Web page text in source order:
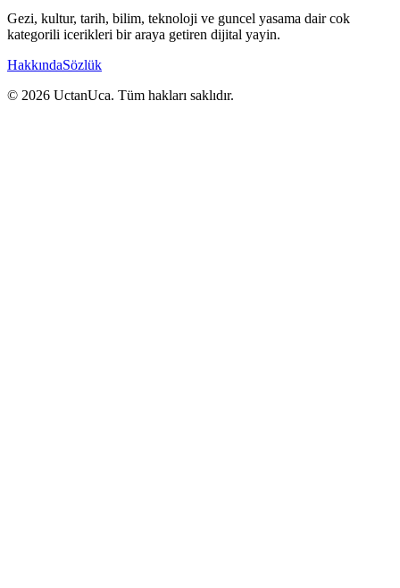
Gezi, kultur, tarih, bilim, teknoloji ve guncel yasama dair cok
kategorili icerikleri bir araya getiren dijital yayin.
HakkındaSözlük
© 2026 UctanUca. Tüm hakları saklıdır.